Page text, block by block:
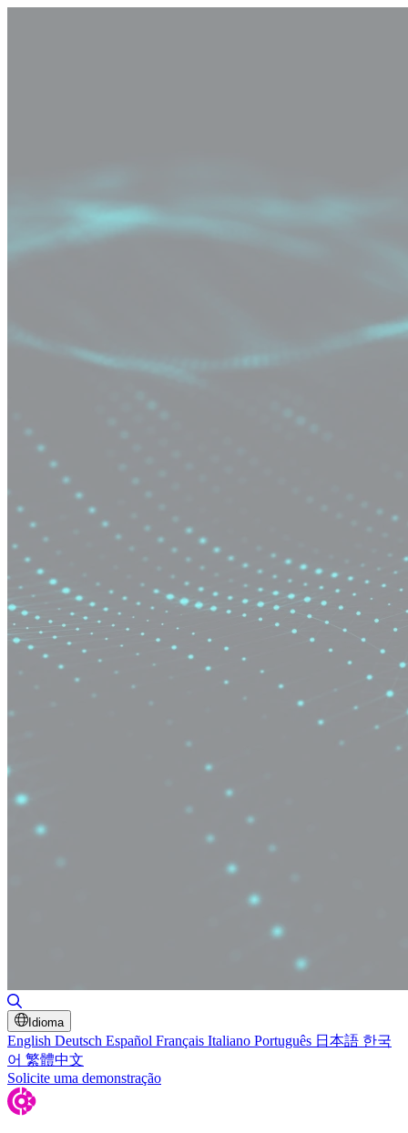
Idioma
English Deutsch Español Français Italiano Português 日本語 한국
어 繁體中文
Solicite uma demonstração